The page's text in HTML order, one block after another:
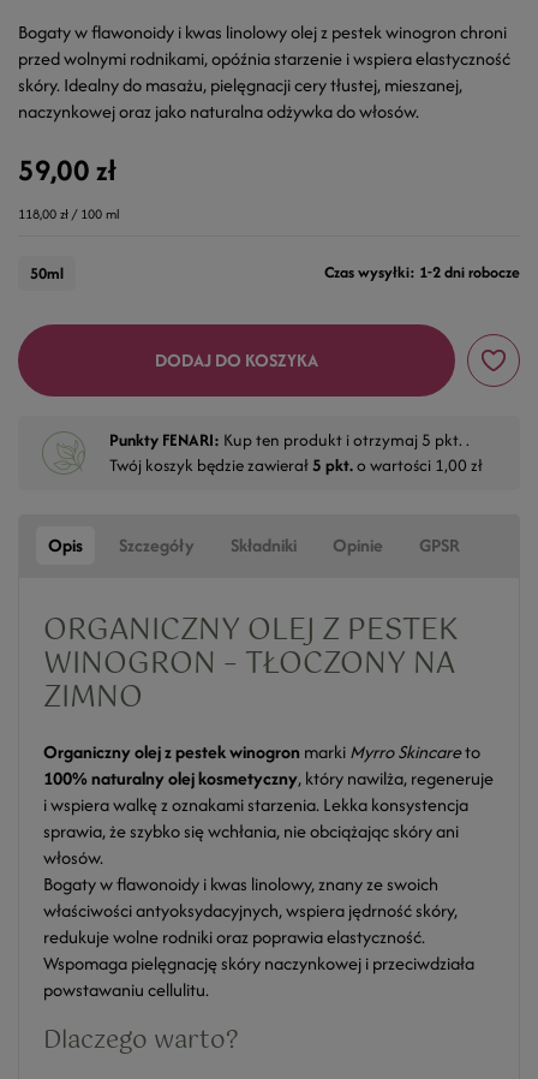
Bogaty w flawonoidy i kwas linolowy olej z pestek winogron chroni
przed wolnymi rodnikami, opóźnia starzenie i wspiera elastyczność
skóry. Idealny do masażu, pielęgnacji cery tłustej, mieszanej,
naczynkowej oraz jako naturalna odżywka do włosów.
59,00 zł
118,00 zł / 100 ml
Czas wysyłki: 1-2 dni robocze
50ml
DODAJ DO KOSZYKA
Punkty FENARI: Kup ten produkt i otrzymaj 5 pkt. .
Twój koszyk będzie zawierał5 pkt.o wartości 1,00 zł
Opis Szczegóły Składniki Opinie GPSR
ORGANICZNY OLEJ Z PESTEK
WINOGRON – TŁOCZONY NA
ZIMNO
Organiczny olej z pestek winogron markiMyrro Skincareto
100% naturalny olej kosmetyczny, który nawilża, regeneruje
i wspiera walkę z oznakami starzenia. Lekka konsystencja
sprawia, że szybko się wchłania, nie obciążając skóry ani
włosów.
Bogaty w flawonoidy i kwas linolowy, znany ze swoich
właściwości antyoksydacyjnych, wspiera jędrność skóry,
redukuje wolne rodniki oraz poprawia elastyczność.
Wspomaga pielęgnację skóry naczynkowej i przeciwdziała
powstawaniu cellulitu.
Dlaczego warto?